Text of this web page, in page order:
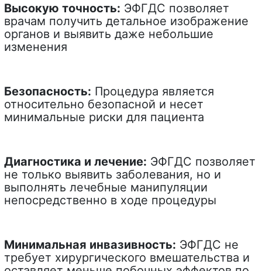
Высокую точность: ЭФГДС позволяет
врачам получить детальное изображение
органов и выявить даже небольшие
изменения
Безопасность: Процедура является
относительно безопасной и несет
минимальные риски для пациента
Диагностика и лечение: ЭФГДС позволяет
не только выявить заболевания, но и
выполнять лечебные манипуляции
непосредственно в ходе процедуры
Минимальная инвазивность: ЭФГДС не
требует хирургического вмешательства и